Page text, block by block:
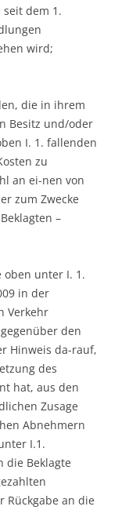
dem 1.
wird;
die in ihrem
Besitz und/oder
I. 1. fallenden
zu
an ei-nen von
zum Zwecke
–
oben unter I. 1.
in der
Verkehr
den
Hinweis da-rauf,
des
hat, aus den
Zusage
Abnehmern
I.1.
die Beklagte
Rückgabe an die